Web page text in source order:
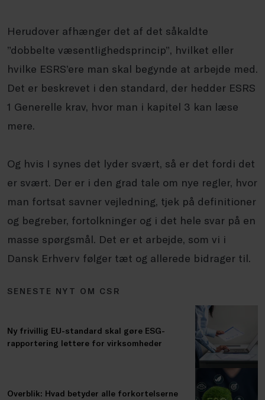
Herudover afhænger det af det såkaldte
”dobbelte væsentlighedsprincip”, hvilket eller
hvilke ESRS’ere man skal begynde at arbejde med.
Det er beskrevet i den standard, der hedder ESRS
1 Generelle krav, hvor man i kapitel 3 kan læse
mere.
Og hvis I synes det lyder svært, så er det fordi det
er svært. Der er i den grad tale om nye regler, hvor
man fortsat savner vejledning, tjek på definitioner
og begreber, fortolkninger og i det hele svar på en
masse spørgsmål. Det er et arbejde, som vi i
Dansk Erhverv følger tæt og allerede bidrager til.
SENESTE NYT OM CSR
Ny frivillig EU-standard skal gøre ESG-
rapportering lettere for virksomheder
Overblik: Hvad betyder alle forkortelserne